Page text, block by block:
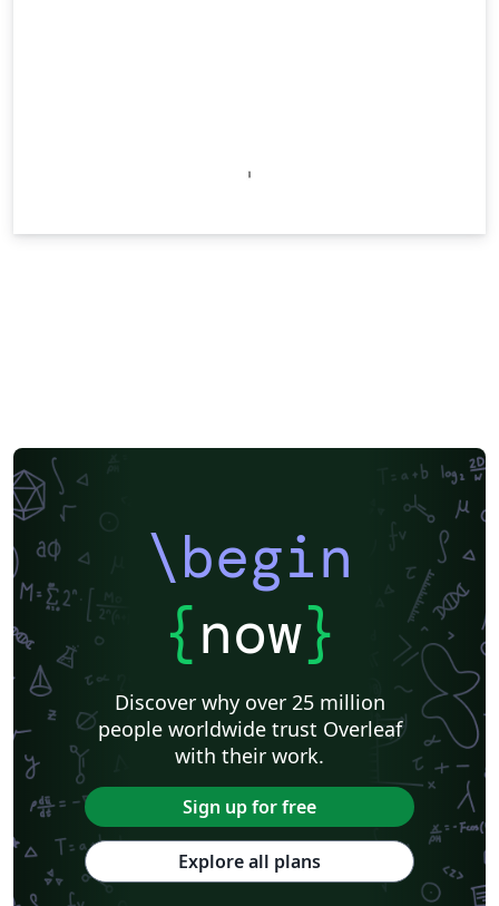
\begin
{now}
Discover why over 25 million
people worldwide trust Overleaf
with their work.
Sign up for free
Explore all plans